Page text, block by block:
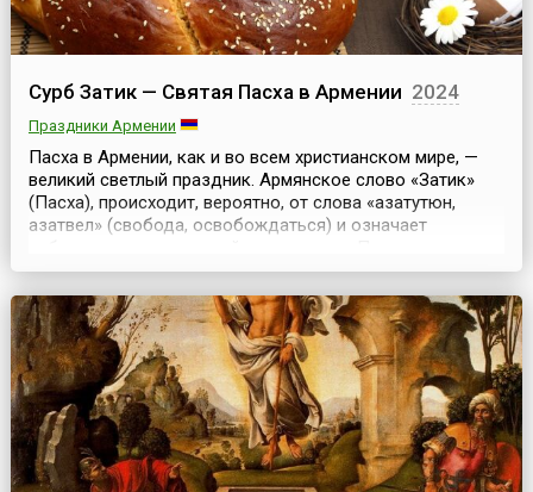
Сурб Затик — Святая Пасха в Армении 2024
Праздники Армении
Пасха в Армении, как и во всем христианском мире, —
великий светлый праздник. Армянское слово «Затик»
(Пасха), происходит, вероятно, от слова «азатутюн,
азатвел» (свобода, освобождаться) и означает
друга в Пасху, русские христиане говорят: «Христос
воскрес!» — «Воистину воскрес!». Армянские христиане
говорят друг другу: «Христос воскрес из...